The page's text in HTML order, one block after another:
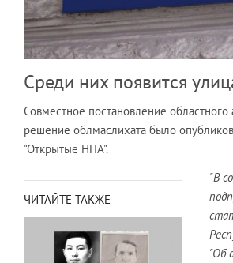
Среди них появится
Совместное постановление областного
решение облмаслихата было
"Открытые НПА".
ЧИТАЙТЕ ТАКЖЕ
"В
"Об